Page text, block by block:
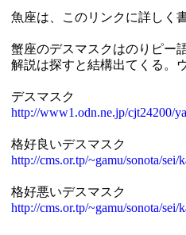
魚座は、このリンクに詳しく
蟹座のデスマスクはのりピー
解説は探すと結構出てくる。
デスマスク
http://www1.odn.ne.jp/cjt24200/
格好良いデスマスク
http://cms.or.tp/~gamu/sonota/sei/
格好悪いデスマスク
http://cms.or.tp/~gamu/sonota/sei/